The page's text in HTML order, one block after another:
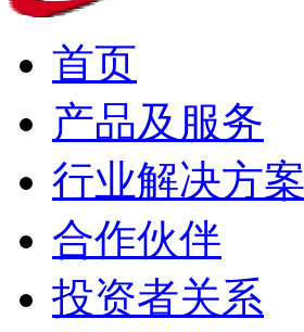
首页
产品及服务
行业解决方案
合作伙伴
投资者关系